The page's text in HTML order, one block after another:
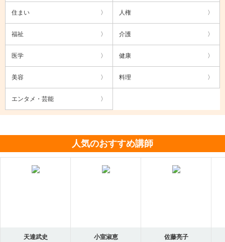
住まい 人権
福祉 介護
医学 健康
美容 料理
エンタメ・芸能
人気のおすすめ講師
天達武史 小室淑恵 佐藤亮子